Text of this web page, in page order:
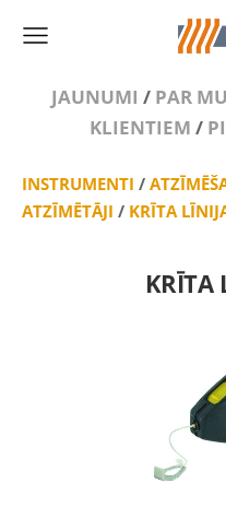
JAUNUMI / PAR
KLIENTIEM /
INSTRUMENTI /
ATZĪMĒTĀJI / KRĪTA
KRĪTA